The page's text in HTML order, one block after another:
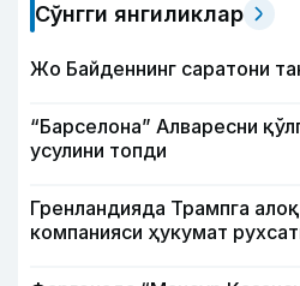
Сўнгги янгиликлар
Жо Байденнинг саратони
“Барселона” Алваресни
усулини топди
Гренландияда Трампга
компанияси ҳукумат